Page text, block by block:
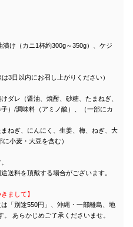
漬け（カニ1杯約300g～350g）、ケジ
3日以内にお召し上がりください）
ダレ（醤油、焼酎、砂糖、たまねぎ、
）/調味料（アミノ酸）、（一部にカ
ねぎ、にんにく、生姜、梅、ねぎ、大
小麦・大豆を含む）
送料を頂戴する場合がございます。
まして】
「別途550円」、沖縄・一部離島、地
あらかじめご了承くださいませ。